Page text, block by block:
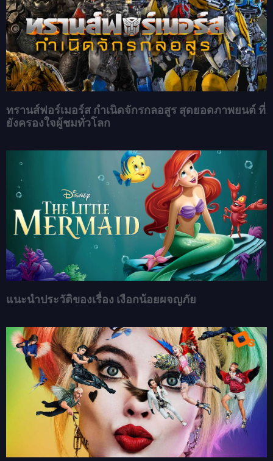
ทรานส์ฟอร์เมอร์ส กำเนิดจักรกลอสูร สุดยอดภาพยนต์ ที่
ยังครองใจผู้ชมทั่วโลก
แนะนำประวัติของเรื่อง เงือกน้อยผจญภัย